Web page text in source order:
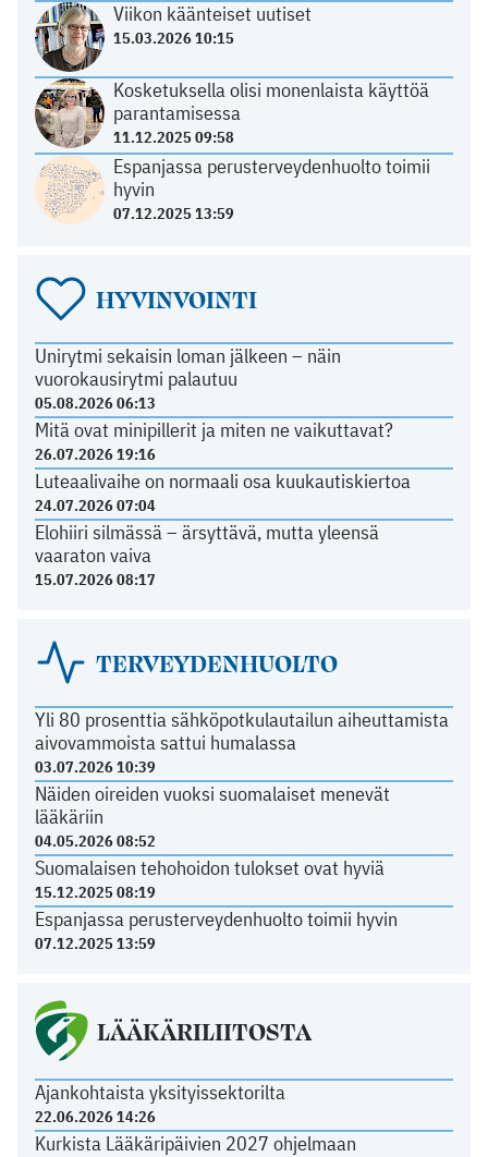
Viikon käänteiset uutiset
15.03.2026 10:15
Kosketuksella olisi monenlaista käyttöä
parantamisessa
11.12.2025 09:58
Espanjassa perusterveydenhuolto toimii
hyvin
07.12.2025 13:59
HYVINVOINTI
Unirytmi sekaisin loman jälkeen – näin
vuorokausirytmi palautuu
05.08.2026 06:13
Mitä ovat minipillerit ja miten ne vaikuttavat?
26.07.2026 19:16
Luteaalivaihe on normaali osa kuukautiskiertoa
24.07.2026 07:04
Elohiiri silmässä – ärsyttävä, mutta yleensä
vaaraton vaiva
15.07.2026 08:17
TERVEYDENHUOLTO
Yli 80 prosenttia sähköpotkulautailun aiheuttamista
aivovammoista sattui humalassa
03.07.2026 10:39
Näiden oireiden vuoksi suomalaiset menevät
lääkäriin
04.05.2026 08:52
Suomalaisen tehohoidon tulokset ovat hyviä
15.12.2025 08:19
Espanjassa perusterveydenhuolto toimii hyvin
07.12.2025 13:59
LÄÄKÄRILIITOSTA
Ajankohtaista yksityissektorilta
22.06.2026 14:26
Kurkista Lääkäripäivien 2027 ohjelmaan